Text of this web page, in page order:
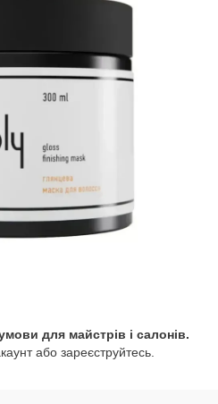
для майстрів і салонів.
або зареєструйтесь.